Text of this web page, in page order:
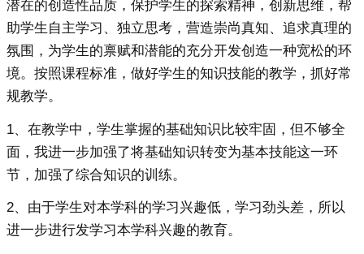
潜在的创造性品质，保护学生的探索精神，创新思维，帮
助学生自主学习、独立思考，营造崇尚真知、追求真理的
氛围，为学生的禀赋和潜能的充分开发创造一种宽松的环
境。按照课程标准，做好学生的知识技能的教学，抓好常
规教学。
1、在教学中，学生掌握的基础知识比较牢固，但不够全
面，我进一步加强了将基础知识转变为基本技能这一环
节，加强了综合知识的训练。
2、由于学生对本学科的学习兴趣低，学习劲头差，所以
进一步进行发学习本学科兴趣的教育。